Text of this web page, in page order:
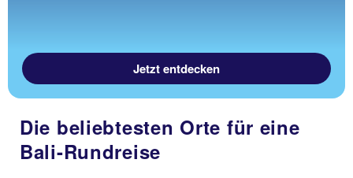
Jetzt entdecken
Die beliebtesten Orte für eine
Bali-Rundreise